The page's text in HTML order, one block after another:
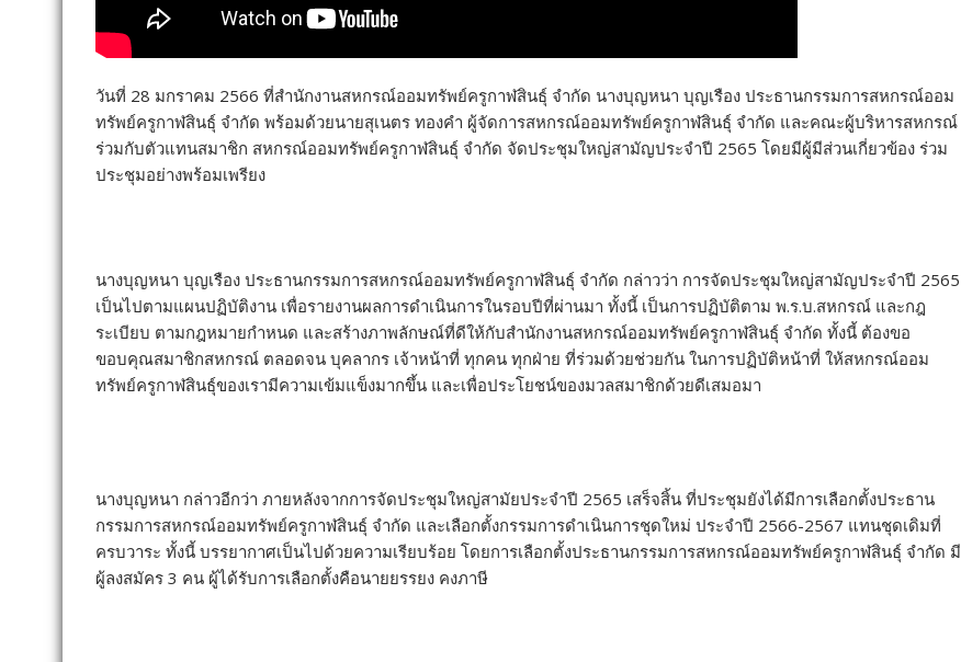
วันที่ 28 มกราคม 2566 ที่สำนักงานสหกรณ์ออมทรัพย์ครูกาฬสินธุ์ จำกัด นางบุญหนา บุญเรือง ประธานกรรมการสหกรณ์ออม
ทรัพย์ครูกาฬสินธุ์ จำกัด พร้อมด้วยนายสุเนตร ทองคำ ผู้จัดการสหกรณ์ออมทรัพย์ครูกาฬสินธุ์ จำกัด และคณะผู้บริหารสหกรณ์
ร่วมกับตัวแทนสมาชิก สหกรณ์ออมทรัพย์ครูกาฬสินธุ์ จำกัด จัดประชุมใหญ่สามัญประจำปี 2565 โดยมีผู้มีส่วนเกี่ยวข้อง ร่วม
ประชุมอย่างพร้อมเพรียง
นางบุญหนา บุญเรือง ประธานกรรมการสหกรณ์ออมทรัพย์ครูกาฬสินธุ์ จำกัด กล่าวว่า การจัดประชุมใหญ่สามัญประจำปี 2565
เป็นไปตามแผนปฏิบัติงาน เพื่อรายงานผลการดำเนินการในรอบปีที่ผ่านมา ทั้งนี้ เป็นการปฏิบัติตาม พ.ร.บ.สหกรณ์ และกฎ
ระเบียบ ตามกฎหมายกำหนด และสร้างภาพลักษณ์ที่ดีให้กับสำนักงานสหกรณ์ออมทรัพย์ครูกาฬสินธุ์ จำกัด ทั้งนี้ ต้องขอ
ขอบคุณสมาชิกสหกรณ์ ตลอดจน บุคลากร เจ้าหน้าที่ ทุกคน ทุกฝ่าย ที่ร่วมด้วยช่วยกัน ในการปฏิบัติหน้าที่ ให้สหกรณ์ออม
ทรัพย์ครูกาฬสินธุ์ของเรามีความเข้มแข็งมากขึ้น และเพื่อประโยชน์ของมวลสมาชิกด้วยดีเสมอมา
นางบุญหนา กล่าวอีกว่า ภายหลังจากการจัดประชุมใหญ่สามัยประจำปี 2565 เสร็จสิ้น ที่ประชุมยังได้มีการเลือกตั้งประธาน
กรรมการสหกรณ์ออมทรัพย์ครูกาฬสินธุ์ จำกัด และเลือกตั้งกรรมการดำเนินการชุดใหม่ ประจำปี 2566-2567 แทนชุดเดิมที่
ครบวาระ ทั้งนี้ บรรยากาศเป็นไปด้วยความเรียบร้อย โดยการเลือกตั้งประธานกรรมการสหกรณ์ออมทรัพย์ครูกาฬสินธุ์ จำกัด มี
ผู้ลงสมัคร 3 คน ผู้ได้รับการเลือกตั้งคือนายยรรยง คงภาษี